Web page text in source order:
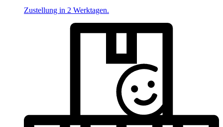
Zustellung in 2 Werktagen.